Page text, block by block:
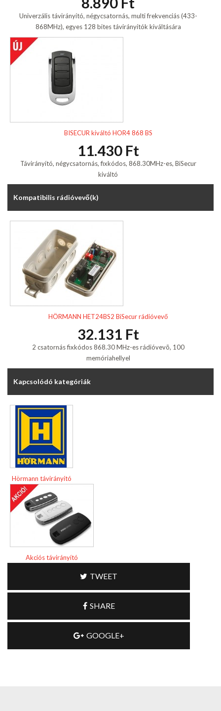
Univerzális távirányító, négycsatornás, multi frekvenciás (433-
868MHz), egyes 128 bites távirányítók kiváltására
BISECUR kiváltó HOR4 868 BS
11.430 Ft
Távirányító, négycsatornás, fixkódos, 868.30MHz-es, BiSecur
kiváltó
Kompatibilis rádióvevő(k)
HÖRMANN HET24BS2 BiSecur rádióvevő
32.131 Ft
2 csatornás fixkódos 868.30 MHz-es rádióvevõ, 100
memóriahellyel
Kapcsolódó kategóriák
Hörmann távirányító
Akciós távirányító
TWEET
SHARE
GOOGLE+